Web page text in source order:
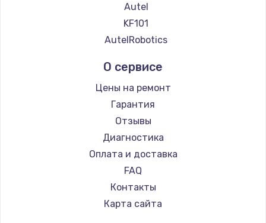
Замена звуковой карты
1100 руб.
Заказать
Замена микрофона
1050 руб.
Заказать
Замена оперативной памяти
890 руб.
Заказать
Замена системы охлаждения
Autel
KF101
AutelRobotics
О сервисе
Цены на ремонт
Гарантия
Отзывы
Диагностика
Оплата и доставка
FAQ
Контакты
Карта сайта